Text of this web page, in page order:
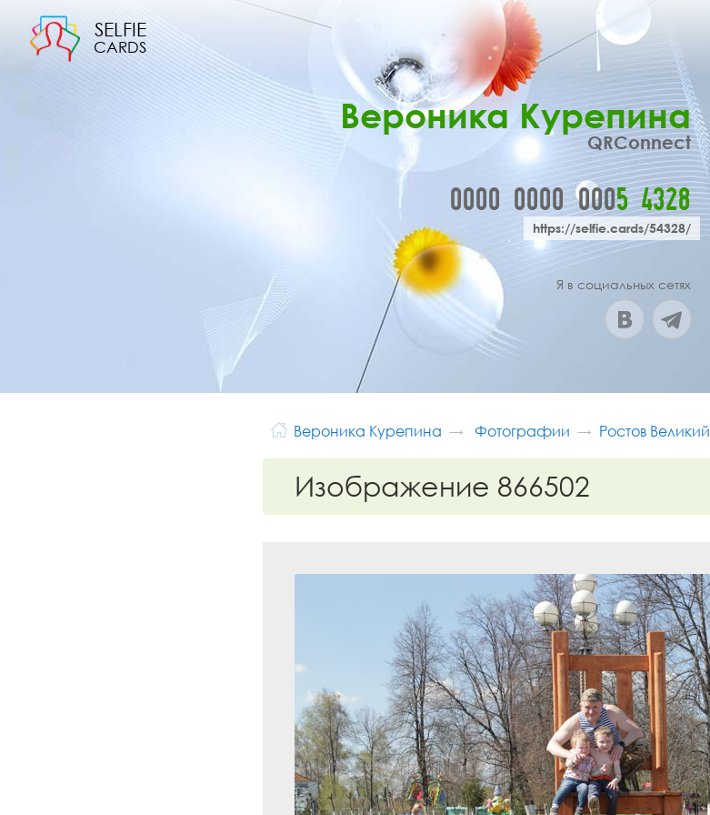
SELFIE
CARDS
Вероника Курепина
QRConnect
0000 0000 0005 4328
https://selfie.cards/54328/
Я в социальных сетях
Вероника Курепина Фотографии Ростов Великий
Изображение 866502